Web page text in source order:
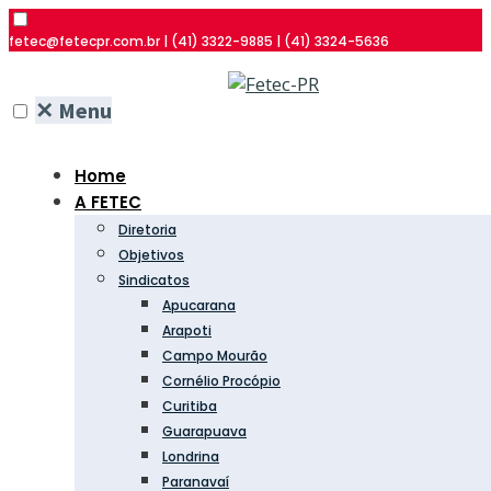
fetec@fetecpr.com.br | (41) 3322-9885 | (41) 3324-5636
✕ Menu
Home
A FETEC
Diretoria
Objetivos
Sindicatos
Apucarana
Arapoti
Campo Mourão
Cornélio Procópio
Curitiba
Guarapuava
Londrina
Paranavaí